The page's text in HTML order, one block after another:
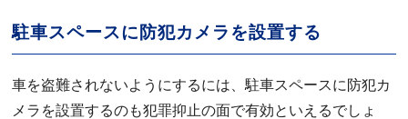
駐車スペースに防犯カメラを設置する
車を盗難されないようにするには、駐車スペースに防犯カ
メラを設置するのも犯罪抑止の面で有効といえるでしょ